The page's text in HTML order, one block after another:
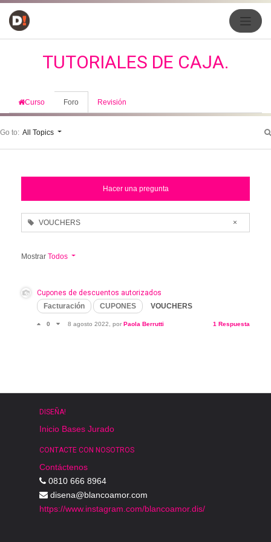
TUTORIALES DE CAJA.
Curso Foro Revisión
Go to: All Topics
VOUCHERS ×
Hacer una pregunta
Mostrar Todos
Cupones de descuentos autorizados
Facturación
CUPONES VOUCHERS
0 8 agosto 2022 , por Paola Berrutti 1 Respuesta
DISEÑA!
Inicio Bases Jurado
CONTACTE CON NOSOTROS
Contáctenos
0810 666 8964
disena@blancoamor.com
https://www.instagram.com/blancoamor.dis/